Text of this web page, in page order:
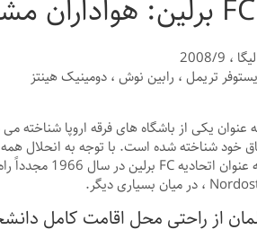
، 2008/9
تریمل ، رابین نوش ، دومینیک هینتز
خود شناخته شده است. با توجه به انحلال
از راحتی محل اقامت کامل